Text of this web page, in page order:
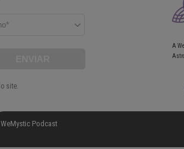
A
WeMystic Podcast